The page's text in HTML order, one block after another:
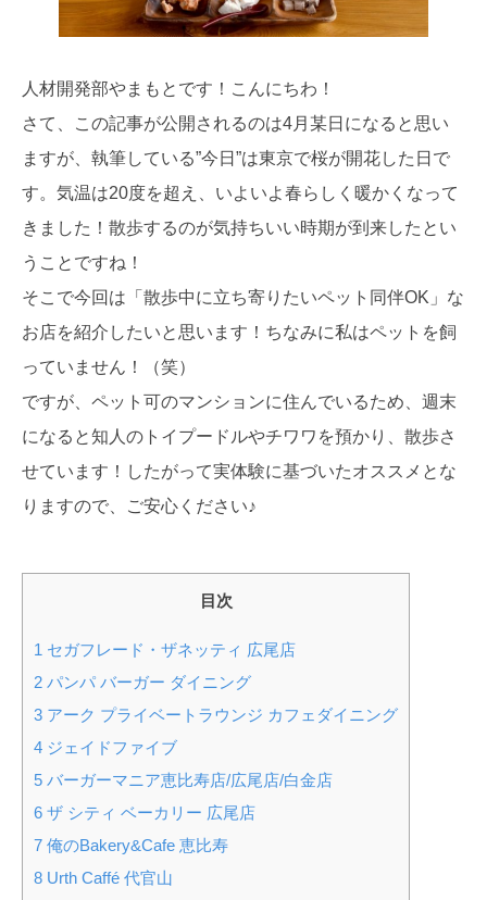
人材開発部やまもとです！こんにちわ！
さて、この記事が公開されるのは4月某日になると思い
ますが、執筆している”今日”は東京で桜が開花した日で
す。気温は20度を超え、いよいよ春らしく暖かくなって
きました！散歩するのが気持ちいい時期が到来したとい
うことですね！
そこで今回は「散歩中に立ち寄りたいペット同伴OK」な
お店を紹介したいと思います！ちなみに私はペットを飼
っていません！（笑）
ですが、ペット可のマンションに住んでいるため、週末
になると知人のトイプードルやチワワを預かり、散歩さ
せています！したがって実体験に基づいたオススメとな
りますので、ご安心ください♪
目次
1 セガフレード・ザネッティ 広尾店
2 パンパ バーガー ダイニング
3 アーク プライベートラウンジ カフェダイニング
4 ジェイドファイブ
5 バーガーマニア恵比寿店/広尾店/白金店
6 ザ シティ ベーカリー 広尾店
7 俺のBakery&Cafe 恵比寿
8 Urth Caffé 代官山